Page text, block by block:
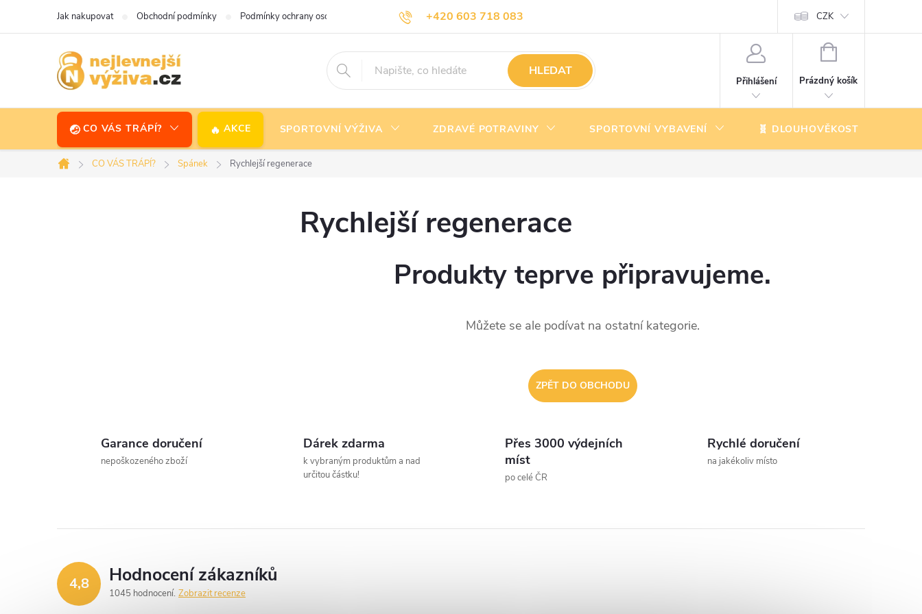
+420 603 718 083
info@nejlevnejsivyziva.cz
Jak nakupovat Obchodní podmínky Podmínky ochrany osobních údajů Doprava a platba Kontakty CZK
HLEDAT
Přihlášení
NÁKUPNÍ
Prázdný košík
CO VÁS TRÁPÍ? AKCE SPORTOVNÍ VÝŽIVA ZDRAVÉ POTRAVINY SPORTOVNÍ VYBAVENÍ 🧬 DLOUHOVĚKOST
Domů
CO VÁS TRÁPÍ? Spánek Rychlejší regenerace
p
a
n
Rychlejší regenerace
Produkty teprve připravujeme.
Můžete se ale podívat na ostatní kategorie.
ZPĚT DO OBCHODU
Garance doručení
nepoškozeného zboží
Dárek zdarma
k vybraným produktům a nad
určitou částku!
Přes 3000 výdejních
míst
po celé ČR
Rychlé doručení
na jakékoliv místo
4,8 Hodnocení zákazníků
1045 hodnocení Zobrazit recenze